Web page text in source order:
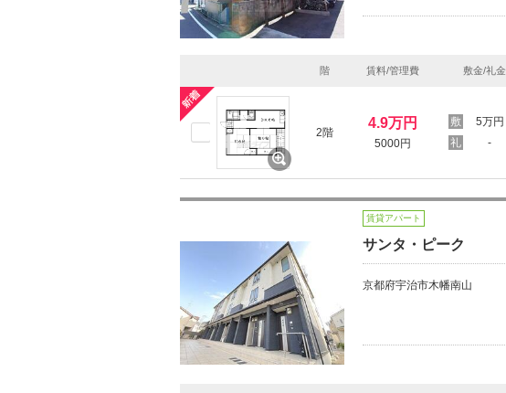
階 賃料/管理費 敷金/礼金
2階
4.9万円
5000円
5万円
-
賃貸アパート
サンタ・ピーク
京都府宇治市木幡南山